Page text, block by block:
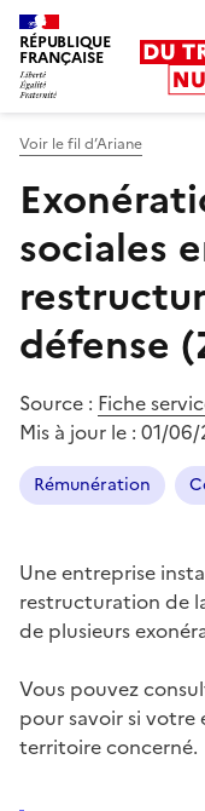
RÉPUBLIQUE
FRANÇAISE
Voir le fil d’Ariane
sociales
défense
Source : Fiche
Mis à jour le : 01/
Rémunération
Une entreprise
restructuration de
de plusieurs
Vous pouvez
pour savoir si votre
territoire concerné.